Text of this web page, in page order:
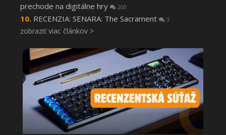
prechode na digitálne hry
200
RECENZIA: SENARA: The Sacrament 3
zobraziť viac článkov >